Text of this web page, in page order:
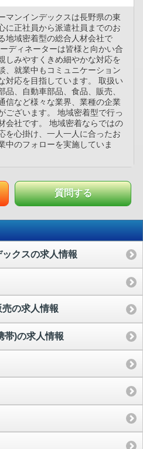
マンインデックスは長野県の東
に正社員から派遣社員までのお
地域密着型の総合人材会社で
ディネーターは皆様と向かい合
しみやすくきめ細やかな対応を
、就業中もコミュニケーション
対応を目指しています。 取扱い
品、自動車部品、食品、販売、
信など様々な業界、業種の企業
ございます。 地域密着型で行っ
会社です。 地域密着ならではの
を心掛け、一人一人に合ったお
中のフォローを実施していま
質問する
クスの求人情報
の求人情報
帯)の求人情報